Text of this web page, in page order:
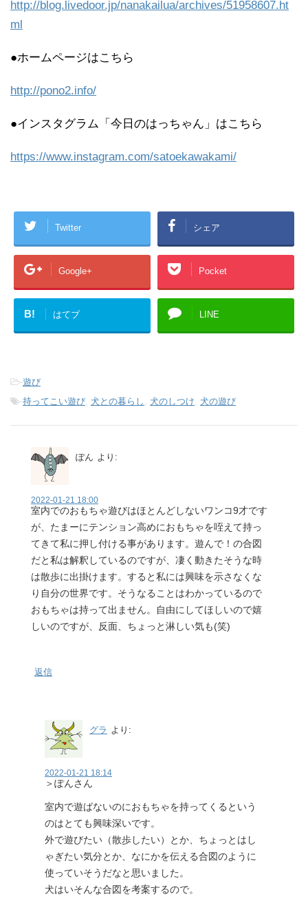
http://blog.livedoor.jp/nanakailua/archives/51958607.ht
ml
●ホームページはこちら
http://pono2.info/
●インスタグラム「今日のはっちゃん」はこちら
https://www.instagram.com/satoekawakami/
Twitter シェア
Google+ Pocket
B! はてブ LINE
-遊び
-持ってこい遊び 犬との暮らし 犬のしつけ 犬の遊び
ぽん より:
2022-01-21 18:00
室内でのおもちゃ遊びはほとんどしないワンコ9才です
が、たまーにテンション高めにおもちゃを咥えて持っ
てきて私に押し付ける事があります。遊んで！の合図
だと私は解釈しているのですが、凄く動きたそうな時
は散歩に出掛けます。すると私には興味を示さなくな
り自分の世界です。そうなることはわかっているので
おもちゃは持って出ません。自由にしてほしいので嬉
しいのですが、反面、ちょっと淋しい気も(笑)
返信
グラ より:
2022-01-21 18:14
＞ぽんさん
室内で遊ばないのにおもちゃを持ってくるという
のはとても興味深いです。
外で遊びたい（散歩したい）とか、ちょっとはし
ゃぎたい気分とか、なにかを伝える合図のように
使っていそうだなと思いました。
犬はいそんな合図を考案するので。